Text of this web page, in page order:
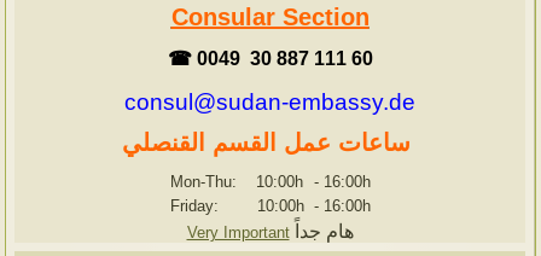
Consular Section
☎ 0049 30 887 111 60
consul@sudan-embassy.de
ساعات عمل القسم القنصلي
Mon-Thu: 10:00h - 16:00h
Friday: 10:00h - 16:00h
Very Important
هام جداً